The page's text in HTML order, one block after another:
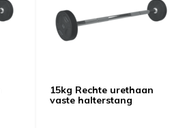
15kg Rechte urethaan
vaste halterstang